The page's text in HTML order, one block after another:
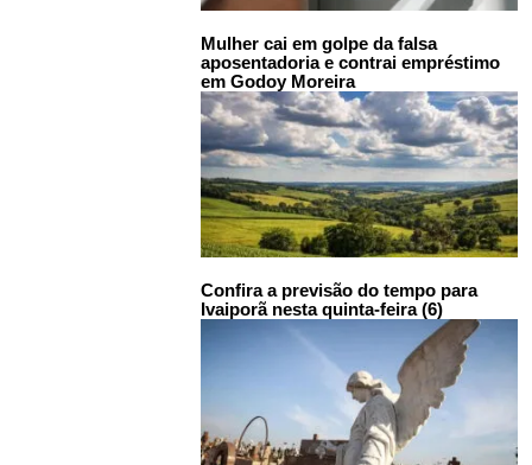
Mulher cai em golpe da falsa
aposentadoria e contrai empréstimo
em Godoy Moreira
Confira a previsão do tempo para
Ivaiporã nesta quinta-feira (6)